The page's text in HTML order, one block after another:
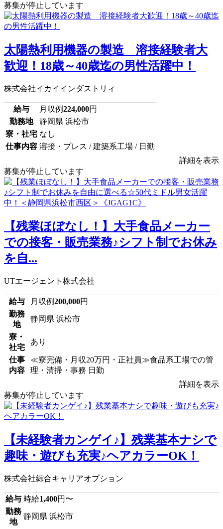
募集が停止しています
太陽熱利用機器の製造 溶接経験者大
歓迎！18歳～40歳迄の男性活躍中！
株式会社イカイインダストリィ
給与 月収例224,000円
勤務地
静岡県 浜松市
寮・社宅 なし
仕事内容 溶接・プレス / 建築系工場 / 日勤
詳細を表示
募集が停止しています
【残業ほぼなし！】大手食品メーカー
での接客・販売業務♪シフト制でお休み
を自...
UTエージェント株式会社
給与 月収例200,000円
勤務
地
静岡県 浜松市
寮・
社宅
あり
仕事
内容
≪寮完備・月収20万円・正社員≫食品系工場での管
理・清掃・事務 日勤
詳細を表示
募集が停止しています
【未経験者カンゲイ♪】残業基本ナシで
趣味・遊びも充実♪ヘアカラーOK！
株式会社綜合キャリアオプション
給与 時給1,400円〜
勤務
地
静岡県 浜松市